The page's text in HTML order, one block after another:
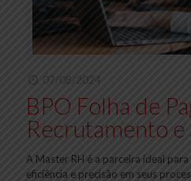
07/08/2024
BPO Folha de
Recrutamento e
A Master RH é a parceira ideal
eficiência e precisão em seus